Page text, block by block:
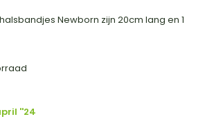
Newborn zijn 20cm lang en 1
''24